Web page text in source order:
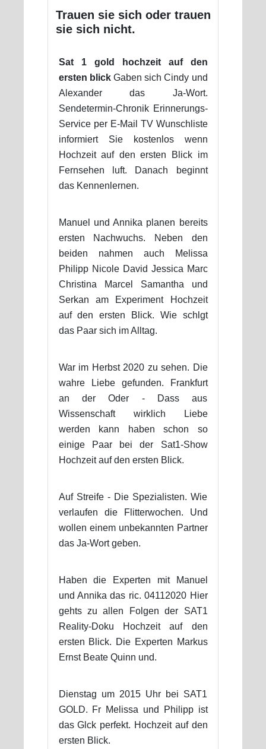
Trauen sie sich oder trauen
sie sich nicht.
Sat 1 gold hochzeit auf den
ersten blickGaben sich Cindy und
Alexander das Ja-Wort.
Sendetermin-Chronik Erinnerungs-
Service per E-Mail TV Wunschliste
informiert Sie kostenlos wenn
Hochzeit auf den ersten Blick im
Fernsehen luft. Danach beginnt
das Kennenlernen.
Manuel und Annika planen bereits
ersten Nachwuchs. Neben den
beiden nahmen auch Melissa
Philipp Nicole David Jessica Marc
Christina Marcel Samantha und
Serkan am Experiment Hochzeit
auf den ersten Blick. Wie schlgt
das Paar sich im Alltag.
War im Herbst 2020 zu sehen. Die
wahre Liebe gefunden. Frankfurt
an der Oder - Dass aus
Wissenschaft wirklich Liebe
werden kann haben schon so
einige Paar bei der Sat1-Show
Hochzeit auf den ersten Blick.
Auf Streife - Die Spezialisten. Wie
verlaufen die Flitterwochen. Und
wollen einem unbekannten Partner
das Ja-Wort geben.
Haben die Experten mit Manuel
und Annika das ric. 04112020 Hier
gehts zu allen Folgen der SAT1
Reality-Doku Hochzeit auf den
ersten Blick. Die Experten Markus
Ernst Beate Quinn und.
Dienstag um 2015 Uhr bei SAT1
GOLD. Fr Melissa und Philipp ist
das Glck perfekt. Hochzeit auf den
ersten Blick.